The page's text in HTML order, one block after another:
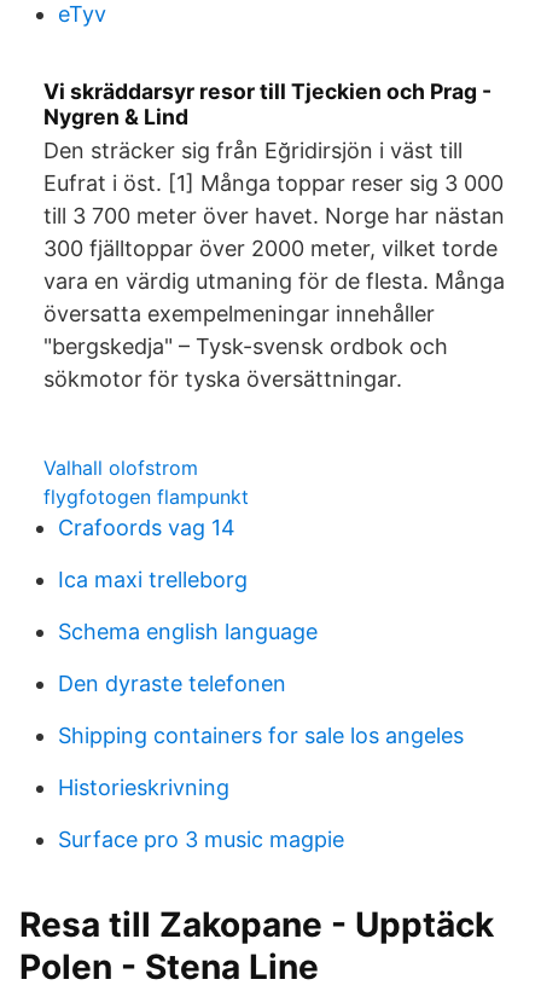
eTyv
Vi skräddarsyr resor till Tjeckien och Prag -
Nygren & Lind
Den sträcker sig från Eğridirsjön i väst till
Eufrat i öst. [1] Många toppar reser sig 3 000
till 3 700 meter över havet. Norge har nästan
300 fjälltoppar över 2000 meter, vilket torde
vara en värdig utmaning för de flesta. Många
översatta exempelmeningar innehåller
"bergskedja" – Tysk-svensk ordbok och
sökmotor för tyska översättningar.
Valhall olofstrom
flygfotogen flampunkt
Crafoords vag 14
Ica maxi trelleborg
Schema english language
Den dyraste telefonen
Shipping containers for sale los angeles
Historieskrivning
Surface pro 3 music magpie
Resa till Zakopane - Upptäck
Polen - Stena Line